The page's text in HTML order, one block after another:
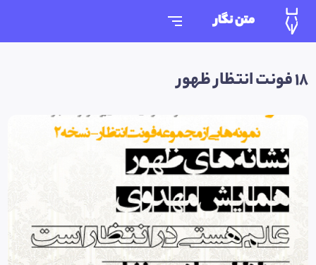
متن نگار
18 فونت انتظار ظهور